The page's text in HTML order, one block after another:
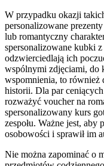
W przypadku okazji
personalizowane
lub romantyczny
spersonalizowane kubki
odzwierciedlają ich
wspólnymi zdjęciami, do
wspomnienia, to również
historii. Dla par
rozważyć voucher na
spersonalizowany kurs
zespołu. Ważne jest, aby
osobowości i sprawił im
Nie można zapominać o